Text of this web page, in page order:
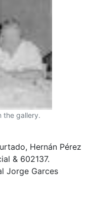
the gallery.
Hernán Pérez
& 602137.
Jorge Garces